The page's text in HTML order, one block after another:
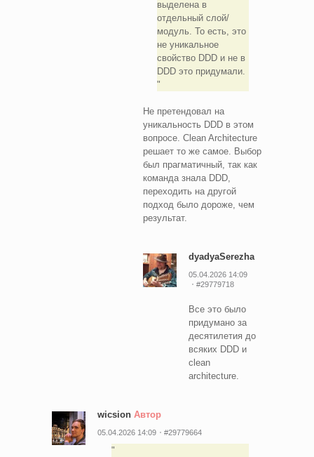
выделена в
отдельный слой/
модуль. То есть, это
не уникальное
свойство DDD и не в
DDD это придумали.
Не претендовал на
уникальность DDD в этом
вопросе. Clean Architecture
решает то же самое. Выбор
был прагматичный, так как
команда знала DDD,
переходить на другой
подход было дороже, чем
результат.
dyadyaSerezha
05.04.2026 14:09
#29779718
Все это было
придумано за
десятилетия до
всяких DDD и
clean
architecture.
wicsion Автор
05.04.2026 14:09 #29779664